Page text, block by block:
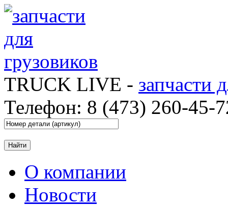
TRUCK LIVE - запчасти
Телефон: 8 (473) 260-45-
О компании
Новости